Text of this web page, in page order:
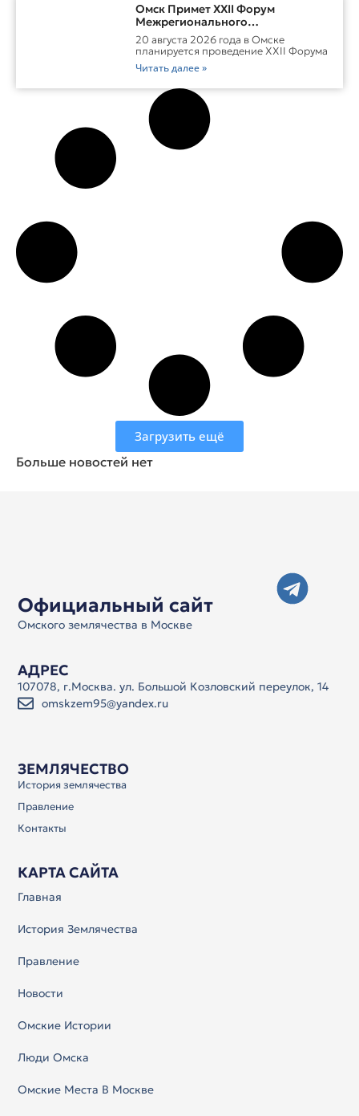
Омск Примет XXII Форум
Межрегионального
Сотрудничества России И
Казахстана
20 августа 2026 года в Омске
планируется проведение XXII Форума
Читать далее »
Загрузить ещё
Больше новостей нет
Официальный сайт
Омского землячества в Москве
ЗЕМЛЯЧЕСТВО
История землячества
Правление
Контакты
КАРТА САЙТА
Главная
История Землячества
Правление
Новости
Омские Истории
Люди Омска
Омские Места В Москве
АДРЕС
107078, г.Москва. ул. Большой Козловский переулок, 14
omskzem95@yandex.ru